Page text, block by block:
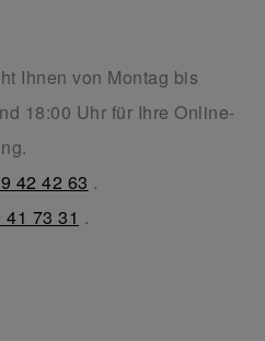
Ihnen von Montag bis
18:00 Uhr für Ihre Online-
42 42 63 .
41 73 31 .